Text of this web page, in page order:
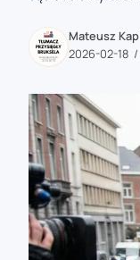
zaobserwuj nas
zaobserwuj nas
zaobserwuj nas
zaobserwuj nas
zaobserwuj nas
Mateusz
2026-02-18